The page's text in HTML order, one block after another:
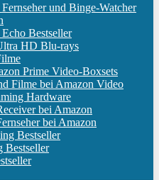
und Binge-Watcher
Bestseller
HD Blu-rays
Prime Video-Boxsets
Filme bei Amazon Video
Hardware
bei Amazon
bei Amazon
Bestseller
Bestseller